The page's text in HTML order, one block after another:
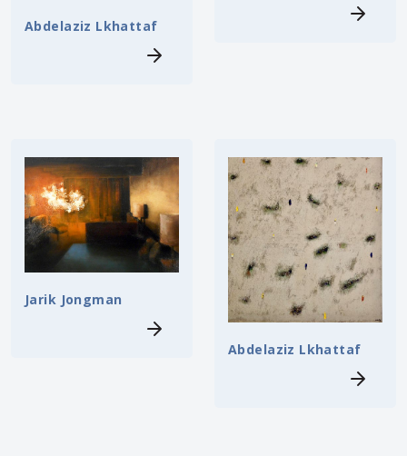
Abdelaziz Lkhattaf
Jarik Jongman
Abdelaziz Lkhattaf